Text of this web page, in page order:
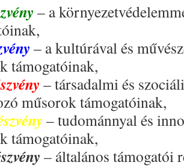
– a
– a kultúrával és
támogatóinak,
– társadalmi és
műsorok támogatóinak,
– tudománnyal és
támogatóinak,
– általános támogatói